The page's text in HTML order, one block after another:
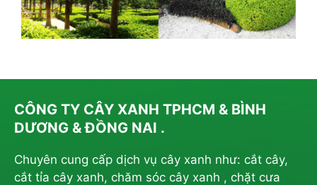
CÔNG TY CÂY XANH TPHCM & BÌNH
DƯƠNG & ĐỒNG NAI .
Chuyên cung cấp dịch vụ cây xanh như: cắt cây,
cắt tỉa cây xanh, chăm sóc cây xanh , chặt cưa